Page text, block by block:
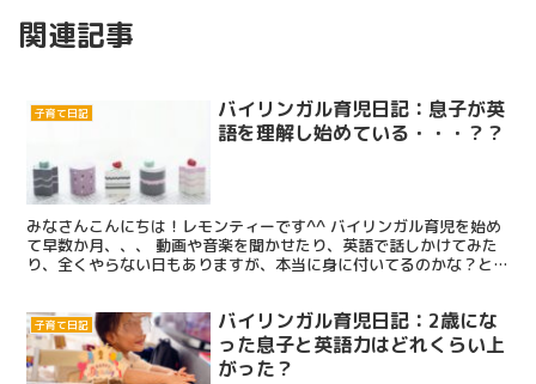
関連記事
子育て日記
バイリンガル育児日記：息子が英
語を理解し始めている・・・？？
みなさんこんにちは！レモンティーです^^ バイリンガル育児を始め
て早数か月、、、 動画や音楽を聞かせたり、英語で話しかけてみた
り、全くやらない日もありますが、本当に身に付いてるのかな？と不
子育て日記
バイリンガル育児日記：2歳にな
った息子と英語力はどれくらい上
がった？